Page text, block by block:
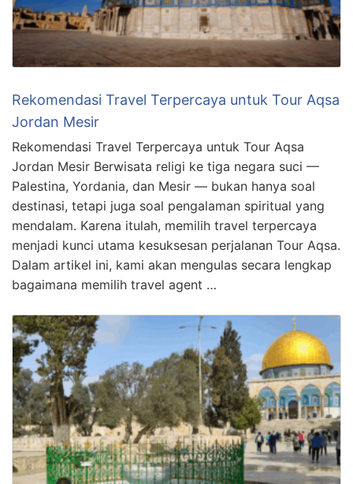
Rekomendasi Travel Terpercaya untuk Tour Aqsa
Jordan Mesir
Rekomendasi Travel Terpercaya untuk Tour Aqsa
Jordan Mesir Berwisata religi ke tiga negara suci —
Palestina, Yordania, dan Mesir — bukan hanya soal
destinasi, tetapi juga soal pengalaman spiritual yang
mendalam. Karena itulah, memilih travel terpercaya
menjadi kunci utama kesuksesan perjalanan Tour Aqsa.
Dalam artikel ini, kami akan mengulas secara lengkap
bagaimana memilih travel agent …